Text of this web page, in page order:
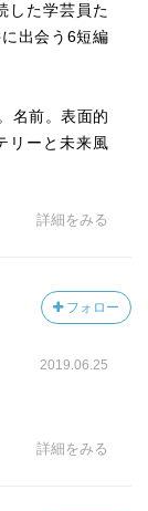
した学芸員た
出会う6短編
名前。表面的
リーと未来風
詳細をみる
フォロー
2019.06.25
詳細をみる